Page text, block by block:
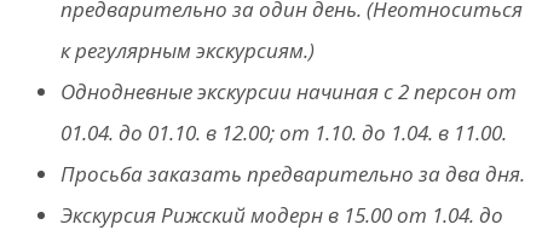
предварительно за один день. (Неотноситься
к регулярным экскурсиям.)
Однодневные экскурсии начиная с 2 персон om
01.04. дo 01.10. в 12.00; om 1.10. дo 1.04. в 11.00.
Просьба заказать предварительно за два дня.
Экскурсия Рижский модерн в 15.00 от 1.04. дo